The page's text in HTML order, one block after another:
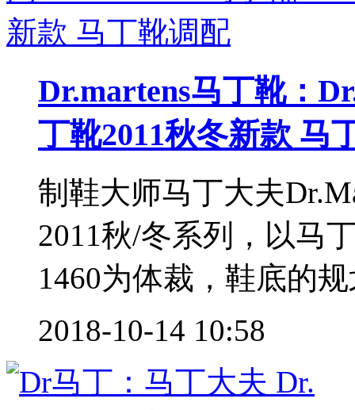
Dr.martens马丁靴：
丁靴2011秋冬新款 马
制鞋大师马丁大夫
2011秋/冬系列，以马
1460为体裁，鞋底的
2018-10-14 10:58